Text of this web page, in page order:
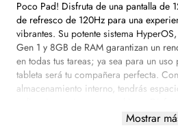
Poco Pad! Disfruta de una pantalla de
de refresco de 120Hz para una
vibrantes. Su potente sistema
Gen 1 y 8GB de RAM garantizan un
en todas tus tareas; ya sea para un
tableta será tu compañera perfecta.
almacenamiento interno, tendrás
e inmortaliza tus mejores momentos
Mostrar